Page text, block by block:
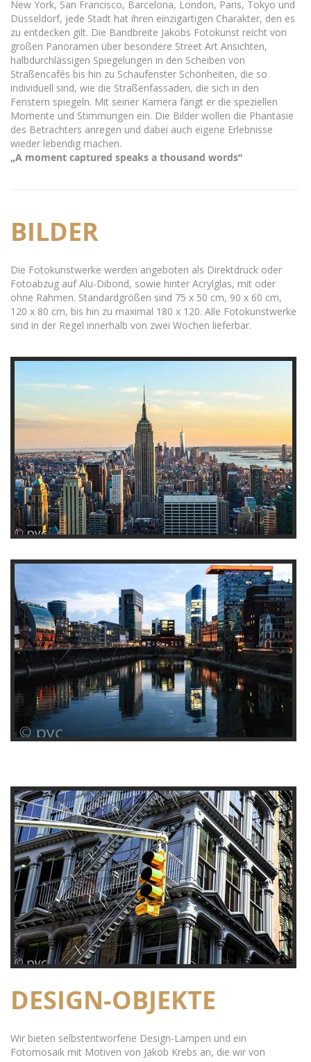
New York, San Francisco, Barcelona, London, Paris, Tokyo und
Düsseldorf, jede Stadt hat ihren einzigartigen Charakter, den es
zu entdecken gilt. Die Bandbreite Jakobs Fotokunst reicht von
großen Panoramen über besondere Street Art Ansichten,
halbdurchlässigen Spiegelungen in den Scheiben von
Straßencafés bis hin zu Schaufenster Schönheiten, die so
individuell sind, wie die Straßenfassaden, die sich in den
Fenstern spiegeln. Mit seiner Kamera fängt er die speziellen
Momente und Stimmungen ein. Die Bilder wollen die Phantasie
des Betrachters anregen und dabei auch eigene Erlebnisse
wieder lebendig machen.
„A moment captured speaks a thousand words“
BILDER
Die Fotokunstwerke werden angeboten als Direktdruck oder
Fotoabzug auf Alu-Dibond, sowie hinter Acrylglas, mit oder
ohne Rahmen. Standardgrößen sind 75 x 50 cm, 90 x 60 cm,
120 x 80 cm, bis hin zu maximal 180 x 120. Alle Fotokunstwerke
sind in der Regel innerhalb von zwei Wochen lieferbar.
DESIGN-OBJEKTE
Wir bieten selbstentworfene Design-Lampen und ein
Fotomosaik mit Motiven von Jakob Krebs an, die wir von